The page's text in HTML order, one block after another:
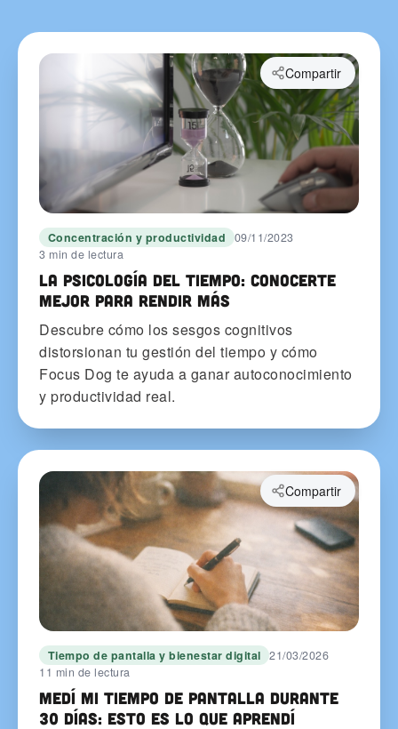
Concentración y productividad 09/11/2023
3 min de lectura
La psicología del tiempo: conocerte
mejor para rendir más
Descubre cómo los sesgos cognitivos
distorsionan tu gestión del tiempo y cómo
Focus Dog te ayuda a ganar autoconocimiento
y productividad real.
Compartir
Tiempo de pantalla y bienestar digital 21/03/2026
11 min de lectura
Medí mi tiempo de pantalla durante
30 días: esto es lo que aprendí
Compartir